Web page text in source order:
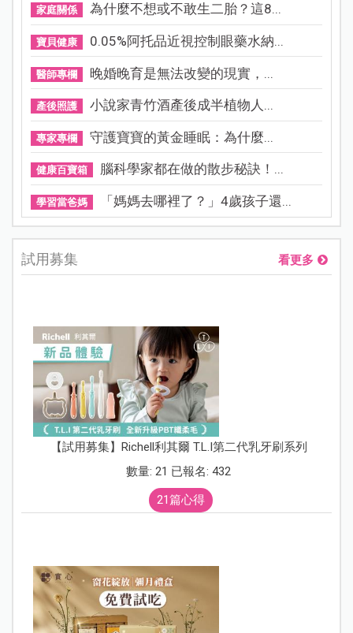
家庭關係 為什麼不想或不敢生二胎？這8...
寶貝健康 0.05%阿托品近視控制眼藥水納...
醫師專欄 晚婚晚育是無法改變的現實，...
產後照護 小說家青竹酒產後成半植物人...
專家專欄 守護寶寶的黃金睡眠：為什麼...
健康百寶箱 腦科學家都在做的散步秘訣！...
學習當爸媽 「媽媽去哪裡了？」4歲孩子還...
試用募集 看更多
【試用募集】Richell利其爾 T.L.I第二代乳牙刷系列
數量: 21 已報名: 432
21篇心得